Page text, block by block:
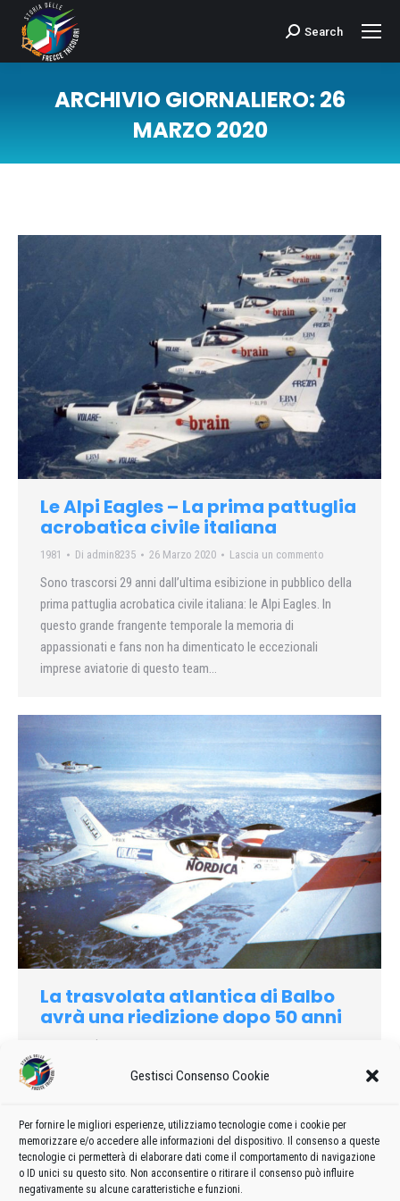
Gestisci Consenso Cookie
Per fornire le migliori esperienze, utilizziamo tecnologie come i cookie per
memorizzare e/o accedere alle informazioni del dispositivo. Il consenso a queste
tecnologie ci permetterà di elaborare dati come il comportamento di navigazione
o ID unici su questo sito. Non acconsentire o ritirare il consenso può influire
negativamente su alcune caratteristiche e funzioni.
Cerca:Search
ARCHIVIO GIORNALIERO: 26
MARZO 2020
Le Alpi Eagles – La prima pattuglia
acrobatica civile italiana
1981 Di admin8235 26 Marzo 2020 Lascia un commento
Sono trascorsi 29 anni dall’ultima esibizione in pubblico della
prima pattuglia acrobatica civile italiana: le Alpi Eagles. In
questo grande frangente temporale la memoria di
appassionati e fans non ha dimenticato le eccezionali
imprese aviatorie di questo team…
La trasvolata atlantica di Balbo
avrà una riedizione dopo 50 anni
admin8235
A cinquant’anni di distanza dalla mitica trasvolata atlantica di
Italo Balbo, la Siai Marchetti si è riproposta di ripetere
sino a Chicago ha lo scopo soprattutto di propagandare i
veivoli dell’azienda di Vergiate sul mercato americano.